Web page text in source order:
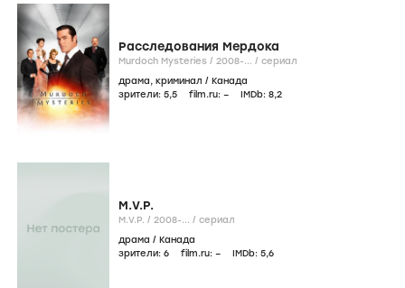
Расследования Мердока
Murdoch Mysteries / 2008-... / сериал
драма, криминал / Канада
зрители: 5,5 film.ru: – IMDb: 8,2
M.V.P.
M.V.P. / 2008-... / сериал
драма / Канада
зрители: 6 film.ru: – IMDb: 5,6